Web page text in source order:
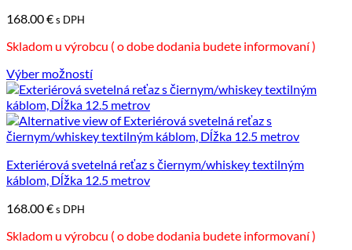
vybrať
stránke
168.00€s DPH
Skladom u výrobcu ( o dobe dodania budete informovaní )
Výber možností
Tento
produkt
má
viacero
variantov.
Možnosti
si
vybrať
stránke
Exteriérová svetelná reťaz s čiernym/whiskey textilným
káblom, Dĺžka 12.5 metrov
168.00€s DPH
Skladom u výrobcu ( o dobe dodania budete informovaní )